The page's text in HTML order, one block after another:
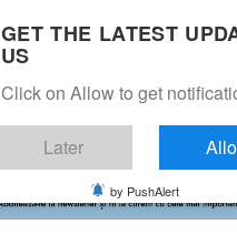
GET THE LATEST
US
Click on Allow to get
Later
by PushAlert